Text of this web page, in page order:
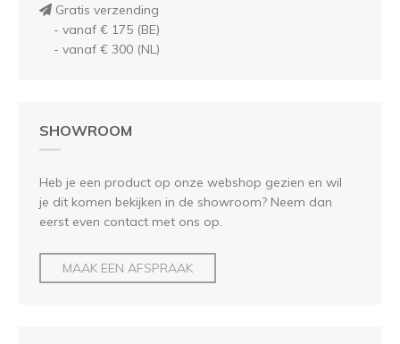
Gratis verzending
- vanaf € 175 (BE)
- vanaf € 300 (NL)
SHOWROOM
Heb je een product op onze webshop gezien en wil
je dit komen bekijken in de showroom? Neem dan
eerst even contact met ons op.
MAAK EEN AFSPRAAK